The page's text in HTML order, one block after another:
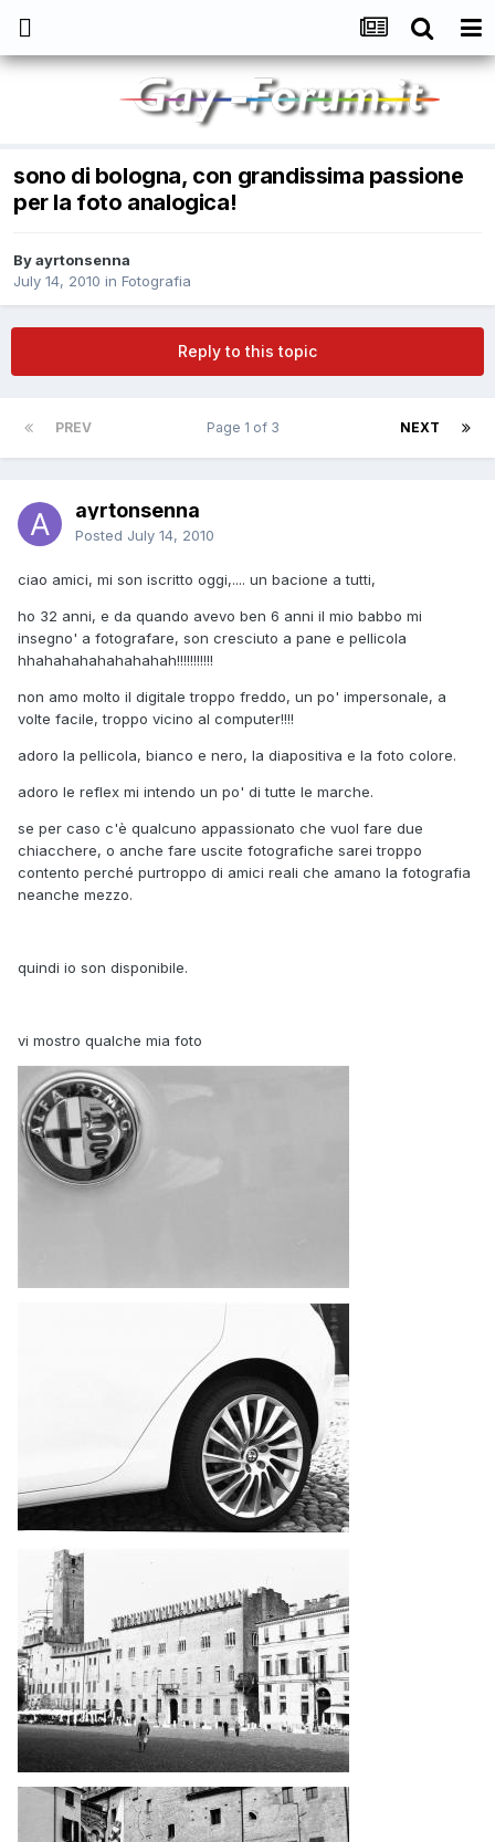
sono di bologna, con grandissima passione
per la foto analogica!
Byayrtonsenna
July 14, 2010 in Fotografia
Reply to this topic
PREV NEXT
Page 1 of 3
ayrtonsenna
Posted July 14, 2010
ciao amici, mi son iscritto oggi,.... un bacione a tutti,
ho 32 anni, e da quando avevo ben 6 anni il mio babbo mi
insegno' a fotografare, son cresciuto a pane e pellicola
hhahahahahahahahah!!!!!!!!!!!
non amo molto il digitale troppo freddo, un po' impersonale, a
volte facile, troppo vicino al computer!!!!
adoro la pellicola, bianco e nero, la diapositiva e la foto colore.
adoro le reflex mi intendo un po' di tutte le marche.
se per caso c'è qualcuno appassionato che vuol fare due
chiacchere, o anche fare uscite fotografiche sarei troppo
contento perché purtroppo di amici reali che amano la fotografia
neanche mezzo.
quindi io son disponibile.
vi mostro qualche mia foto